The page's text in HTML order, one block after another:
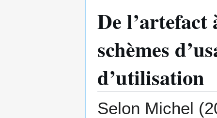
De
schèmes
d’utilisation
Selon Michel